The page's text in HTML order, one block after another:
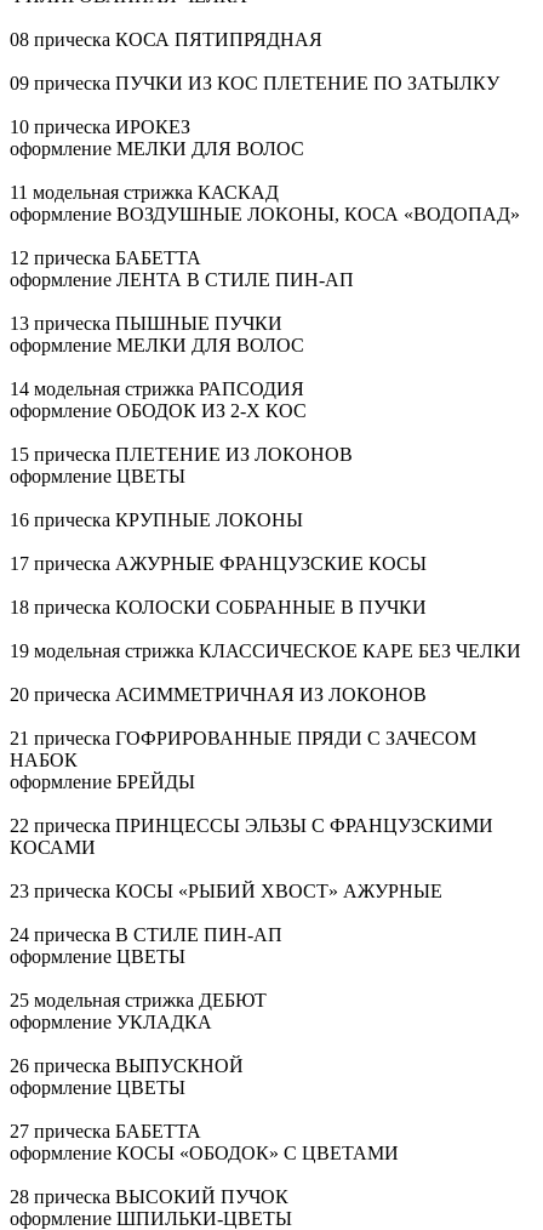
08 прическа КОСА ПЯТИПРЯДНАЯ
09 прическа ПУЧКИ ИЗ КОС ПЛЕТЕНИЕ ПО ЗАТЫЛКУ
10 прическа ИРОКЕЗ
оформление МЕЛКИ ДЛЯ ВОЛОС
11 модельная стрижка КАСКАД
оформление ВОЗДУШНЫЕ ЛОКОНЫ, КОСА «ВОДОПАД»
12 прическа БАБЕТТА
оформление ЛЕНТА В СТИЛЕ ПИН-АП
13 прическа ПЫШНЫЕ ПУЧКИ
оформление МЕЛКИ ДЛЯ ВОЛОС
14 модельная стрижка РАПСОДИЯ
оформление ОБОДОК ИЗ 2-Х КОС
15 прическа ПЛЕТЕНИЕ ИЗ ЛОКОНОВ
оформление ЦВЕТЫ
16 прическа КРУПНЫЕ ЛОКОНЫ
17 прическа АЖУРНЫЕ ФРАНЦУЗСКИЕ КОСЫ
18 прическа КОЛОСКИ СОБРАННЫЕ В ПУЧКИ
19 модельная стрижка КЛАССИЧЕСКОЕ КАРЕ БЕЗ ЧЕЛКИ
20 прическа АСИММЕТРИЧНАЯ ИЗ ЛОКОНОВ
21 прическа ГОФРИРОВАННЫЕ ПРЯДИ С ЗАЧЕСОМ
НАБОК
оформление БРЕЙДЫ
22 прическа ПРИНЦЕССЫ ЭЛЬЗЫ С ФРАНЦУЗСКИМИ
КОСАМИ
23 прическа КОСЫ «РЫБИЙ ХВОСТ» АЖУРНЫЕ
24 прическа В СТИЛЕ ПИН-АП
оформление ЦВЕТЫ
25 модельная стрижка ДЕБЮТ
оформление УКЛАДКА
26 прическа ВЫПУСКНОЙ
оформление ЦВЕТЫ
27 прическа БАБЕТТА
оформление КОСЫ «ОБОДОК» С ЦВЕТАМИ
28 прическа ВЫСОКИЙ ПУЧОК
оформление ШПИЛЬКИ-ЦВЕТЫ